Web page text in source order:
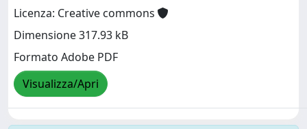
Licenza: Creative commons
Dimensione 317.93 kB
Formato Adobe PDF
Visualizza/Apri